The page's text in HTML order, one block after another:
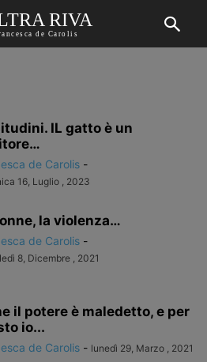
RIVA
de Carolis
IL gatto è un
de Carolis -
16, Luglio , 2023
la violenza…
de Carolis -
8, Dicembre , 2021
il potere è maledetto, e per
io...
de Carolis - lunedì 29, Marzo , 2021